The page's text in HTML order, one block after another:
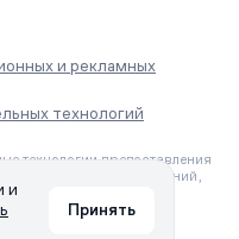
и рекламных
технологий
технологии предоставления
и анализа сведений,
сети «Интернет»,
Федерации.
и
Принять